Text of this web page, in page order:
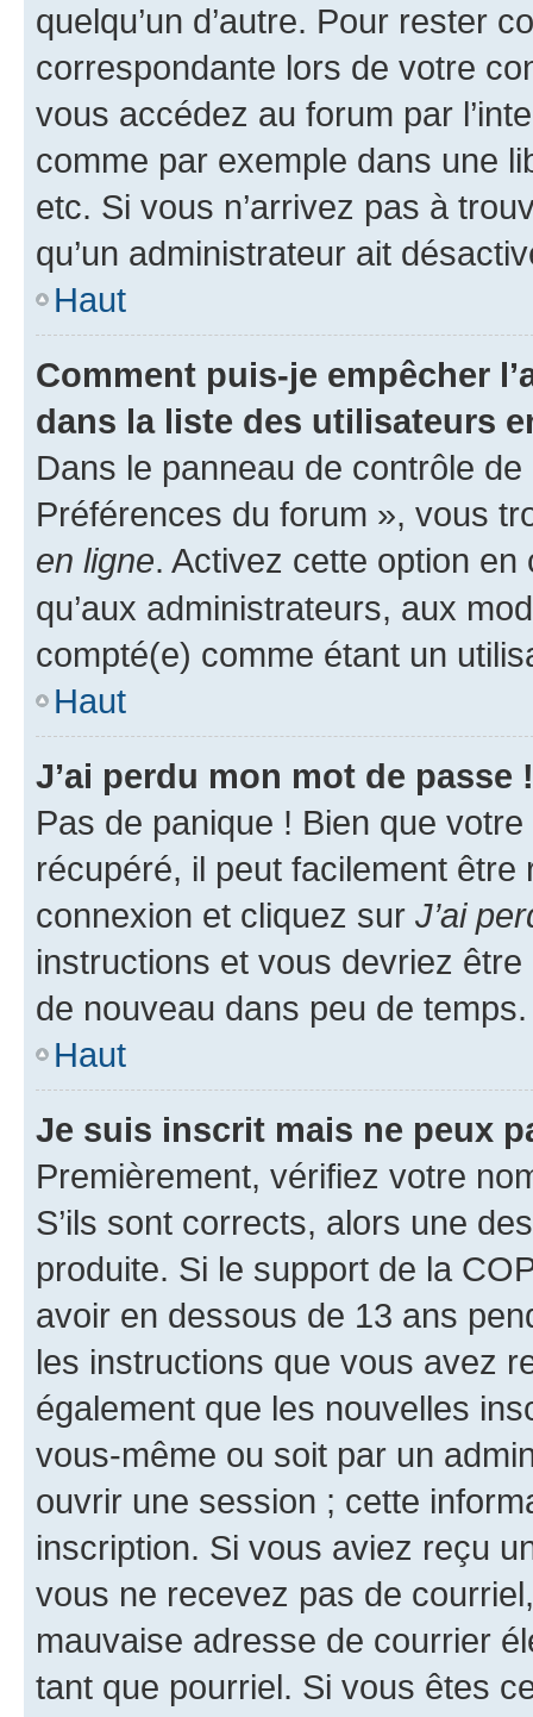
quelqu’un d’autre. Pour rester
correspondante lors de votre
vous accédez au forum par
comme par exemple dans une
etc. Si vous n’arrivez pas à
qu’un administrateur ait
Haut
Comment puis-je empêcher
dans la liste des utilisateurs
Dans le panneau de contrôle
Préférences du forum », vous
en ligne. Activez cette option
qu’aux administrateurs, aux
compté(e) comme étant un
Haut
J’ai perdu mon mot de passe !
Pas de panique ! Bien que
récupéré, il peut facilement
connexion et cliquez sur J’ai
instructions et vous devriez
de nouveau dans peu de temps.
Haut
Je suis inscrit mais ne peux
Premièrement, vérifiez votre
S’ils sont corrects, alors une
produite. Si le support de la
avoir en dessous de 13 ans
les instructions que vous avez
également que les nouvelles
vous-même ou soit par un
ouvrir une session ; cette
inscription. Si vous aviez reçu
vous ne recevez pas de
mauvaise adresse de courrier
tant que pourriel. Si vous êtes